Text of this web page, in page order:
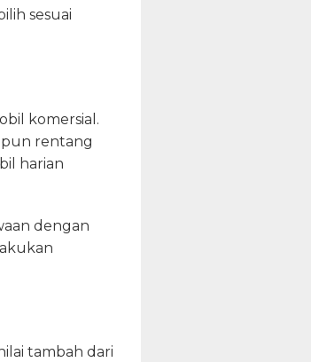
sesuai
komersial.
rentang
harian
dengan
tambah dari